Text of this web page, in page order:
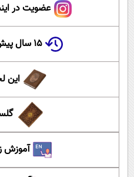
عضویت در
۱۵ سال پیش در چنین روزی
این
آموزش